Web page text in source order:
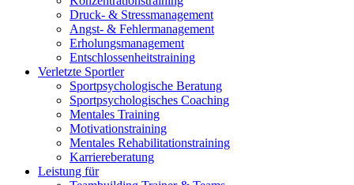
Druck- & Stressmanagement
Angst- & Fehlermanagement
Erholungsmanagement
Entschlossenheitstraining
Verletzte Sportler
Sportpsychologische Beratung
Sportpsychologisches Coaching
Mentales Training
Motivationstraining
Mentales Rehabilitationstraining
Karriereberatung
Leistung für